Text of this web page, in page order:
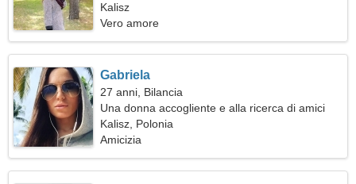
Kalisz
Vero amore
Gabriela
27 anni, Bilancia
Una donna accogliente e alla ricerca di amici
Kalisz, Polonia
Amicizia